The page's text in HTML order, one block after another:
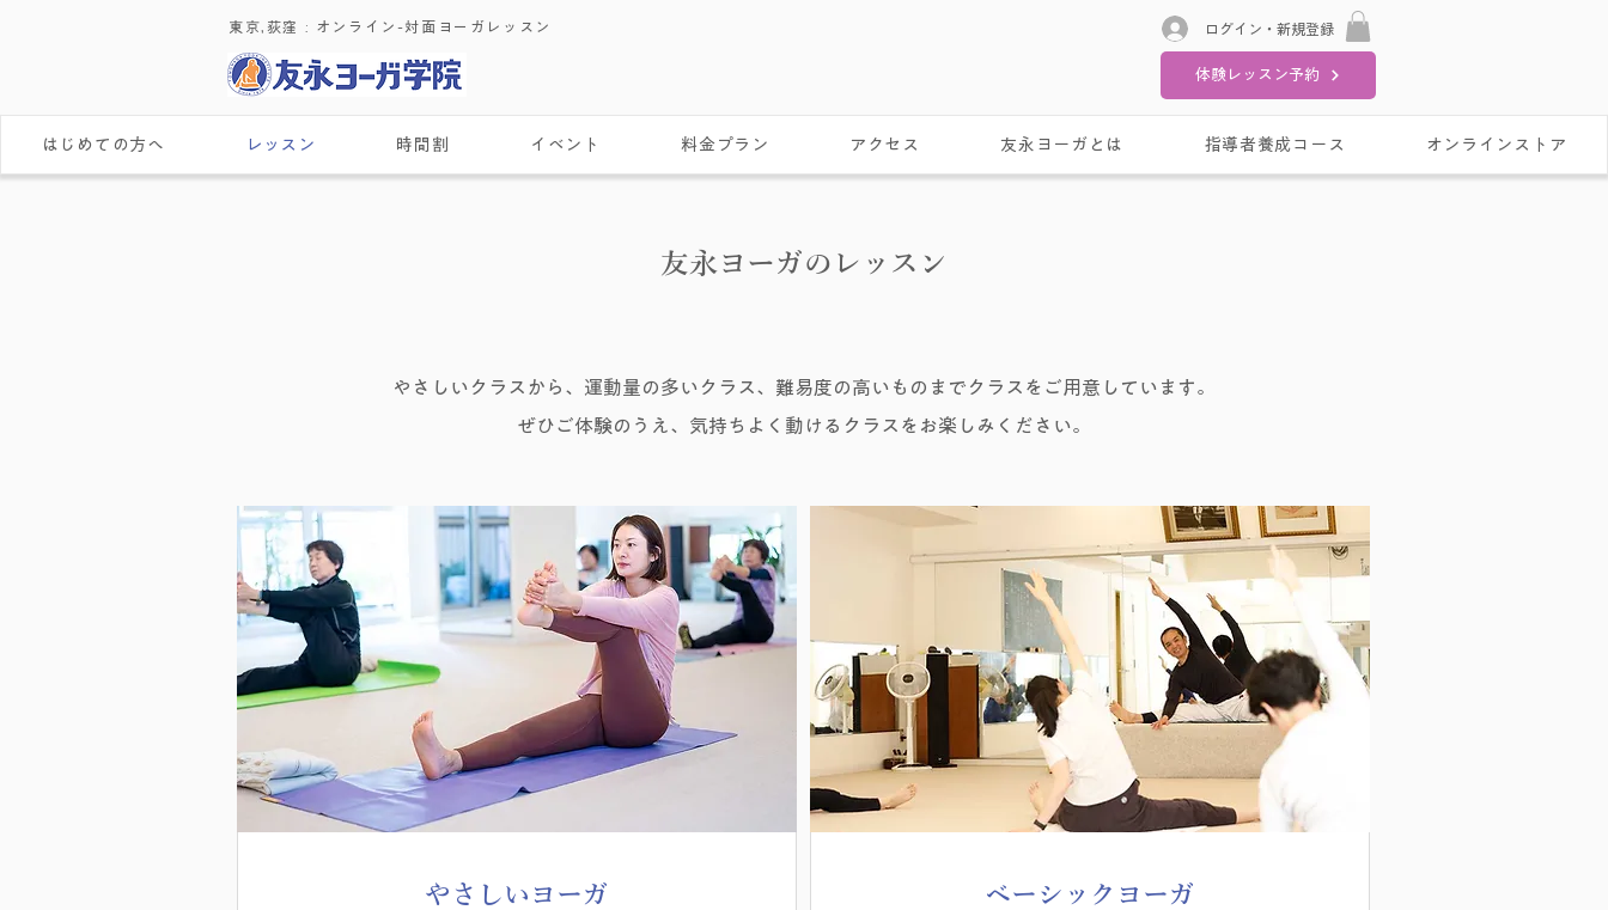
東京,荻窪 : ​オンライン-対面ヨーガレッスン ログイン・新規登録
体験レッスン予約
はじめての方へ レッスン 時間割 イベント 料金プラン アクセス 友永ヨーガとは 指導者養成コース オンラインストア
友永ヨーガのレッスン
やさしいクラスから、運動量の多いクラス、難易度の高いものまでクラスをご用意しています。
ぜひご体験のうえ、気持ちよく動けるクラスをお楽しみください。
​やさしいヨーガ ベーシックヨーガ